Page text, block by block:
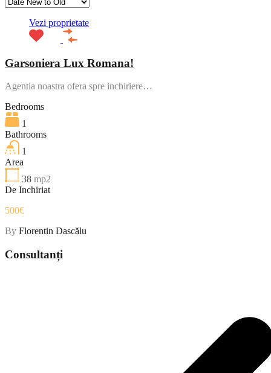
Vezi proprietate
Garsoniera Lux Romana!
Agentia noastra ofera spre inchiriere…
Bedrooms
1
Bathrooms
1
Area
38 mp2
De Inchiriat
500€
By Florentin Dascălu
Consultanți